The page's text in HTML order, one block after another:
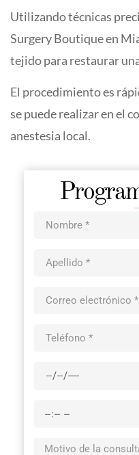
Utilizando técnicas
Surgery Boutique en
tejido para restaurar
El procedimiento es
se puede realizar en el
anestesia local.